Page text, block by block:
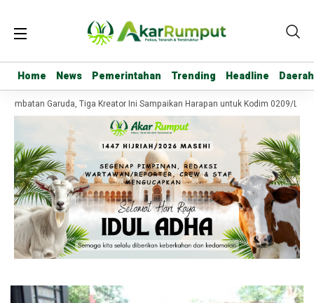
Home News Pemerintahan Trending Headline Daerah
Home News Pemerintahan Trending Headline Daerah
Garuda, Tiga Kreator Ini Sampaikan Harapan untuk Kodim 0209/